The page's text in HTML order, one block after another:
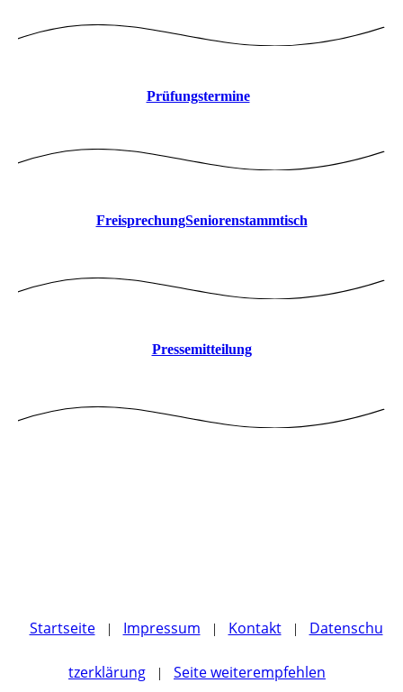
Prüfungstermine
FreisprechungSeniorenstammtisch
Pressemitteilung
Startseite | Impressum | Kontakt | Datenschu
tzerklärung | Seite weiterempfehlen